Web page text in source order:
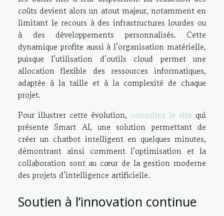
coûts devient alors un atout majeur, notamment en
limitant le recours à des infrastructures lourdes ou
à des développements personnalisés. Cette
dynamique profite aussi à l’organisation matérielle,
puisque l’utilisation d’outils cloud permet une
allocation flexible des ressources informatiques,
adaptée à la taille et à la complexité de chaque
projet.
Pour illustrer cette évolution, consultez le site qui
présente Smart AI, une solution permettant de
créer un chatbot intelligent en quelques minutes,
démontrant ainsi comment l’optimisation et la
collaboration sont au cœur de la gestion moderne
des projets d’intelligence artificielle.
Soutien à l’innovation continue